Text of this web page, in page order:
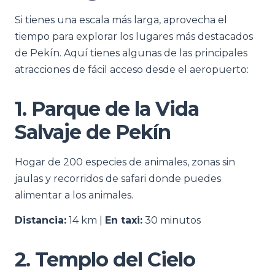
Si tienes una escala más larga, aprovecha el
tiempo para explorar los lugares más destacados
de Pekín. Aquí tienes algunas de las principales
atracciones de fácil acceso desde el aeropuerto:
1. Parque de la Vida
Salvaje de Pekín
Hogar de 200 especies de animales, zonas sin
jaulas y recorridos de safari donde puedes
alimentar a los animales.
Distancia: 14 km | En taxi: 30 minutos
2. Templo del Cielo